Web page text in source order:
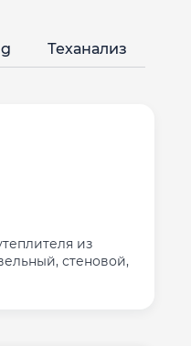
Теханализ
из
стеновой,